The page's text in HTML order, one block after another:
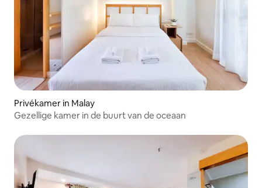
Privékamer in Malay
Gezellige kamer in de buurt van de oceaan